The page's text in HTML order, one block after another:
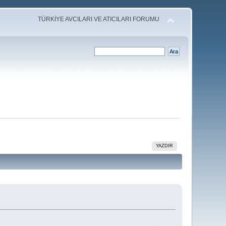
TÜRKİYE AVCILARI VE ATICILARI FORUMU
YAZDIR